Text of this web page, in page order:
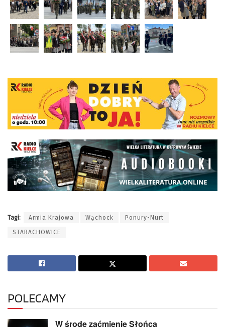
Tagi: Armia Krajowa Wąchock Ponury-Nurt
STARACHOWICE
POLECAMY
W środę zaćmienie Słońca